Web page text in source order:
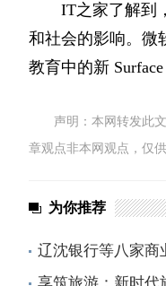
IT之家了解到
和社会的影响。微
教育中的新
声明：本网转发此
章观点非本网观点，仅供
为你推荐
辽沈银行等八家商